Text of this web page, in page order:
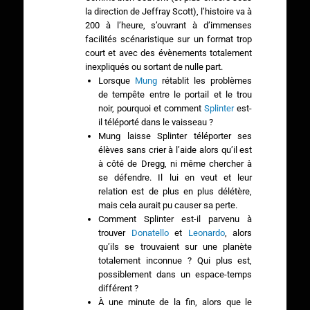
la direction de Jeffray Scott), l’histoire va à
200 à l’heure, s’ouvrant à d’immenses
facilités scénaristique sur un format trop
court et avec des évènements totalement
inexpliqués ou sortant de nulle part.
Lorsque Mung rétablit les problèmes
de tempête entre le portail et le trou
noir, pourquoi et commentSplinterest-
il téléporté dans le vaisseau ?
Mung laisse Splinter téléporter ses
élèves sans crier à l’aide alors qu’il est
à côté de Dregg, ni même chercher à
se défendre. Il lui en veut et leur
relation est de plus en plus délétère,
mais cela aurait pu causer sa perte.
Comment Splinter est-il parvenu à
trouver Donatelloet Leonardo, alors
qu’ils se trouvaient sur une planète
totalement inconnue ? Qui plus est,
possiblement dans un espace-temps
différent ?
À une minute de la fin, alors que le